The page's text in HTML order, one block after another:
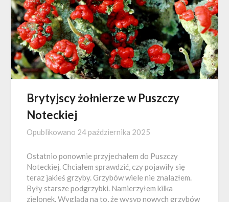
Brytyjscy żołnierze w Puszczy
Noteckiej
Opublikowano 24 października 2025
Ostatnio ponownie przyjechałem do Puszczy
Noteckiej. Chciałem sprawdzić, czy pojawiły się
teraz jakieś grzyby. Grzybów wiele nie znalazłem.
Były starsze podgrzybki. Namierzyłem kilka
zielonek. Wygląda na to, że wysyp nowych grzybów